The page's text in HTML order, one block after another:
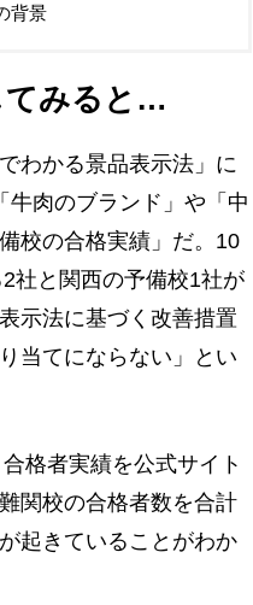
背景
てみると…
わかる景品表示法」に
肉のブランド」や「中
校の合格実績」だ。10
社と関西の予備校1社が
示法に基づく改善措置
当てにならない」とい
格者実績を公式サイト
関校の合格者数を合計
起きていることがわか